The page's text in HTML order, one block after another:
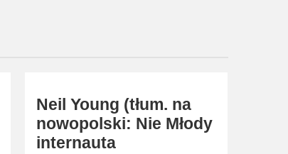
Neil Young (tłum. na
nowopolski: Nie Młody
internauta